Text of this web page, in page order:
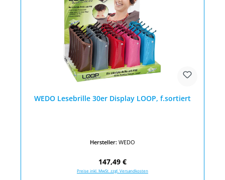
WEDO Lesebrille 30er Display LOOP, f.sortiert
Hersteller: WEDO
Regulärer Preis:
147,49 €
Preise inkl. MwSt. zzgl. Versandkosten